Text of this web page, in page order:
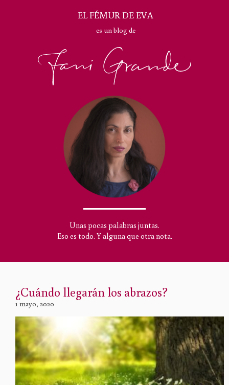
EL FÉMUR DE EVA
es un blog de
Unas pocas palabras juntas.
Eso es todo. Y alguna que otra nota.
¿Cuándo llegarán los abrazos?
1 mayo, 2020